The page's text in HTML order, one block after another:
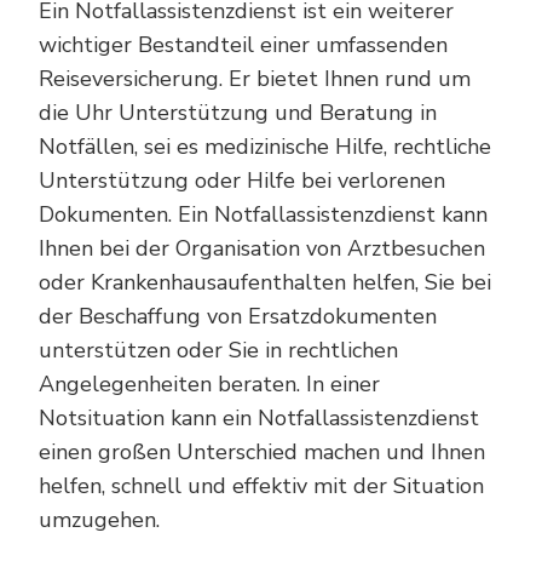
Ein Notfallassistenzdienst ist ein weiterer
wichtiger Bestandteil einer umfassenden
Reiseversicherung. Er bietet Ihnen rund um
die Uhr Unterstützung und Beratung in
Notfällen, sei es medizinische Hilfe, rechtliche
Unterstützung oder Hilfe bei verlorenen
Dokumenten. Ein Notfallassistenzdienst kann
Ihnen bei der Organisation von Arztbesuchen
oder Krankenhausaufenthalten helfen, Sie bei
der Beschaffung von Ersatzdokumenten
unterstützen oder Sie in rechtlichen
Angelegenheiten beraten. In einer
Notsituation kann ein Notfallassistenzdienst
einen großen Unterschied machen und Ihnen
helfen, schnell und effektiv mit der Situation
umzugehen.